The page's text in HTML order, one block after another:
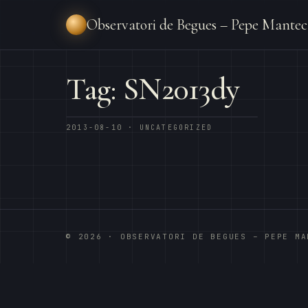
Observatori de Begues – Pepe
Tag: SN2013dy
2013-08-10 · UNCATEGORIZED
© 2026 · OBSERVATORI DE BEGUES – PEPE